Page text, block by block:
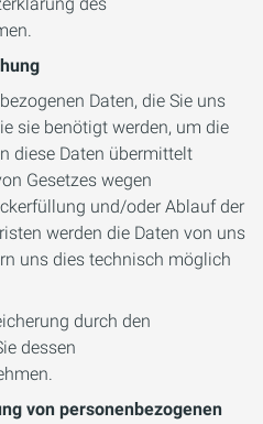
Daten, die Sie uns
sie benötigt werden, um die
diese Daten übermittelt
Gesetzes wegen
und/oder Ablauf der
werden die Daten von uns
uns dies technisch möglich
durch den
dessen
von personenbezogenen